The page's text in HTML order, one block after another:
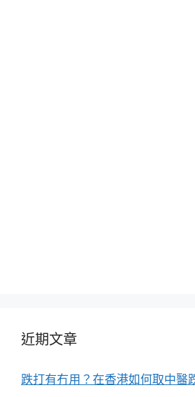
近期文章
跌打有冇用？在香港如何取中醫